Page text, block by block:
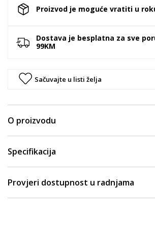
Proizvod je moguće vratiti u
Dostava je besplatna za sve
99KM
Sačuvajte u listi želja
O proizvodu
Specifikacija
Provjeri dostupnost u radnjama